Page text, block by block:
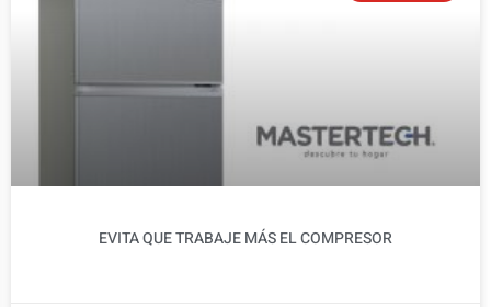
EVITA QUE TRABAJE MÁS EL COMPRESOR